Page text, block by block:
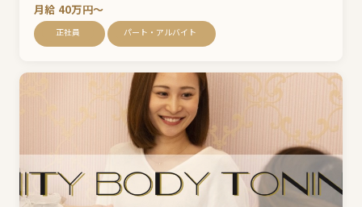
月給 40万円〜
正社員 パート・アルバイト